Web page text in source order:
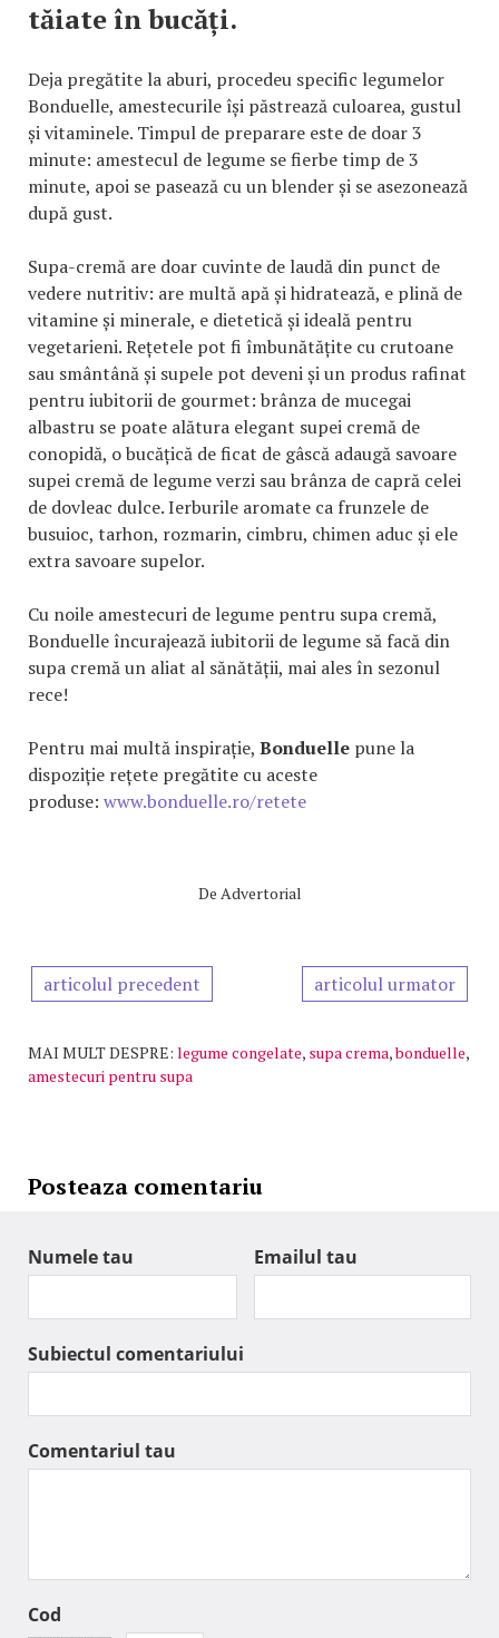
tăiate în bucăți.
Deja pregătite la aburi, procedeu specific legumelor
Bonduelle, amestecurile își păstrează culoarea, gustul
și vitaminele. Timpul de preparare este de doar 3
minute: amestecul de legume se fierbe timp de 3
minute, apoi se pasează cu un blender și se asezonează
după gust.
Supa-cremă are doar cuvinte de laudă din punct de
vedere nutritiv: are multă apă și hidratează, e plină de
vitamine și minerale, e dietetică și ideală pentru
vegetarieni. Rețetele pot fi îmbunătățite cu crutoane
sau smântână și supele pot deveni și un produs rafinat
pentru iubitorii de gourmet: brânza de mucegai
albastru se poate alătura elegant supei cremă de
conopidă, o bucățică de ficat de gâscă adaugă savoare
supei cremă de legume verzi sau brânza de capră celei
de dovleac dulce. Ierburile aromate ca frunzele de
busuioc, tarhon, rozmarin, cimbru, chimen aduc și ele
extra savoare supelor.
Cu noile amestecuri de legume pentru supa cremă,
Bonduelle încurajează iubitorii de legume să facă din
supa cremă un aliat al sănătății, mai ales în sezonul
rece!
Pentru mai multă inspirație, Bonduelle pune la
dispoziție rețete pregătite cu aceste
produse: www.bonduelle.ro/retete
De Advertorial
articolul precedent articolul urmator
MAI MULT DESPRE: legume congelate, supa crema,bonduelle,
amestecuri pentru supa
Posteaza comentariu
Numele tau Emailul tau
Subiectul comentariului
Comentariul tau
Cod